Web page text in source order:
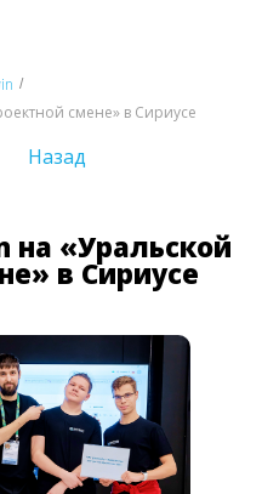
/
смене» в Сириусе
Назад
на «Уральской
в Сириусе